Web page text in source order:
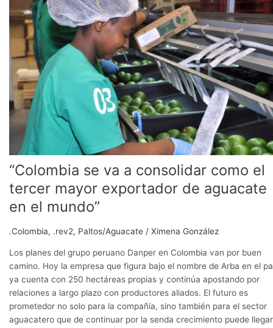
“Colombia se va a consolidar como el
tercer mayor exportador de aguacate
en el mundo”
.Colombia, .rev2, Paltos/Aguacate / Ximena González
Los planes del grupo peruano Danper en Colombia van por buen
camino. Hoy la empresa que figura bajo el nombre de Arba en el
ya cuenta con 250 hectáreas propias y continúa apostando por
relaciones a largo plazo con productores aliados. El futuro es
prometedor no solo para la compañía, sino también para el sector
aguacatero que de continuar por la senda crecimiento puede
consolidar
el
tercer
mayor
exportador
de
aguacate
el
mundo”